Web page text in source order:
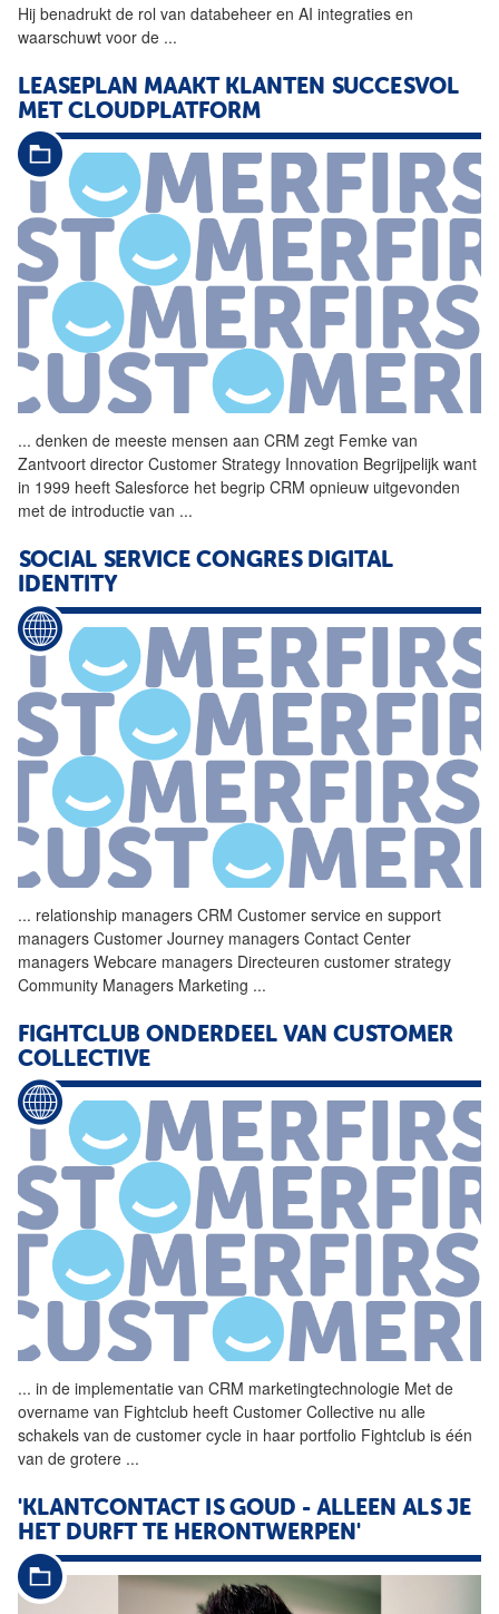
Hij benadrukt de rol van databeheer en AI integraties en
waarschuwt voor de ...
LEASEPLAN MAAKT KLANTEN SUCCESVOL
MET CLOUDPLATFORM
... denken de meeste mensen aan CRM zegt Femke van
Zantvoort director Customer Strategy Innovation Begrijpelijk want
in 1999 heeft Salesforce het begrip CRM opnieuw uitgevonden
met de introductie van ...
SOCIAL SERVICE CONGRES DIGITAL
IDENTITY
... relationship managers CRM Customer service en support
managers Customer Journey managers Contact Center
managers Webcare managers Directeuren customer strategy
Community Managers Marketing ...
FIGHTCLUB ONDERDEEL VAN CUSTOMER
COLLECTIVE
... in de implementatie van CRM marketingtechnologie Met de
overname van Fightclub heeft Customer Collective nu alle
schakels van de customer cycle in haar portfolio Fightclub is één
van de grotere ...
'KLANTCONTACT IS GOUD - ALLEEN ALS JE
HET DURFT TE HERONTWERPEN'